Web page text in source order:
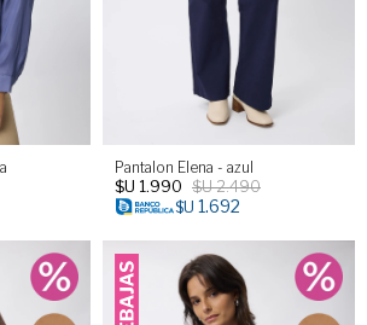
Pantalon Elena - azul
$U 1.990 $U2.490
$U 1.692